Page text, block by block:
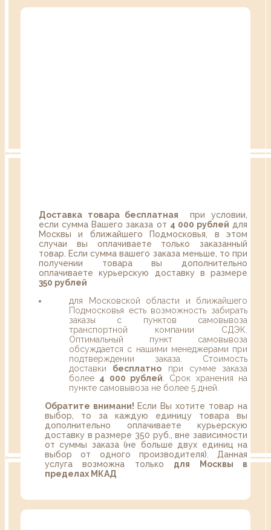
Доставка товара бесплатная при условии,
если сумма Вашего заказа от 4 000 рублей для
Москвы и ближайшего Подмосковья, в этом
случаи вы оплачиваете только заказанный
товар. Если сумма вашего заказа меньше, то при
получении товара вы дополнительно
оплачиваете курьерскую доставку в размере
350 рублей
для Московской области и ближайшего
Подмосковья есть возможность забирать
заказы с пунктов самовывоза
транспортной компании СДЭК.
Оптимальный пункт самовывоза
обсуждается с нашими менеджерами при
подтверждении заказа. Стоимость
доставки бесплатно при сумме заказа
более 4 000 рублей . Срок хранения на
пункте самовывоза не более 5 дней.
Обратите внимани! Если Вы хотите товар на
выбор, то за каждую единицу товара вы
дополнительно оплачиваете курьерскую
доставку в размере 350 руб., вне зависимости
от суммы заказа (не больше двух единиц на
выбор от одного производителя). Данная
услуга возможна только для Москвы в
пределах МКАД